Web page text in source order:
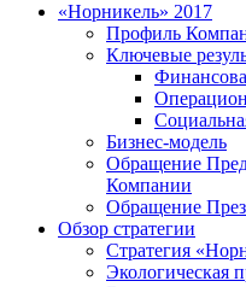
«Норникель» 2017
Профиль
Ключевые
Бизнес-модель
Обращение
Компании
Обращение
Обзор стратегии
Стратегия
Экологическая